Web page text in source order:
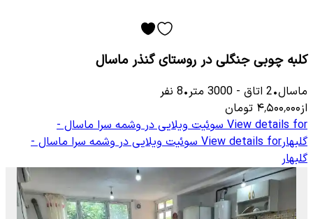
کلبه چوبی جنگلی در روستای گنذر ماسال
ماسال•
2 اتاق -
3000 متر•
8 نفر
از۴٬۵۰۰٬۰۰۰ تومان
View details for سوئیت ویلایی در وشمه سرا ماسال -
گلبهارView details for سوئیت ویلایی در وشمه سرا ماسال -
گلبهار